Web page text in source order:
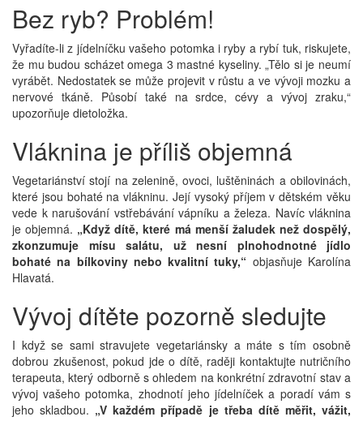
Bez ryb? Problém!
Vyřadíte-li z jídelníčku vašeho potomka i ryby a rybí tuk, riskujete,
že mu budou scházet omega 3 mastné kyseliny. „Tělo si je neumí
vyrábět. Nedostatek se může projevit v růstu a ve vývoji mozku a
nervové tkáně. Působí také na srdce, cévy a vývoj zraku,“
upozorňuje dietoložka.
Vláknina je příliš objemná
Vegetariánství stojí na zelenině, ovoci, luštěninách a obilovinách,
které jsou bohaté na vlákninu. Její vysoký příjem v dětském věku
vede k narušování vstřebávání vápníku a železa. Navíc vláknina
je objemná. „Když dítě, které má menší žaludek než dospělý,
zkonzumuje mísu salátu, už nesní plnohodnotné jídlo
bohaté na bílkoviny nebo kvalitní tuky,“ objasňuje Karolína
Hlavatá.
Vývoj dítěte pozorně sledujte
I když se sami stravujete vegetariánsky a máte s tím osobně
dobrou zkušenost, pokud jde o dítě, raději kontaktujte nutričního
terapeuta, který odborně s ohledem na konkrétní zdravotní stav a
vývoj vašeho potomka, zhodnotí jeho jídelníček a poradí vám s
jeho skladbou. „V každém případě je třeba dítě měřit, vážit,